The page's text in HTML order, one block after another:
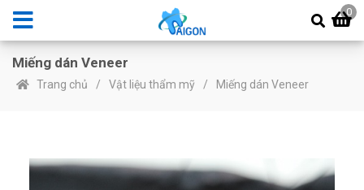
0
Miếng dán Veneer
Trang chủ Vật liệu thẩm mỹ Miếng dán Veneer